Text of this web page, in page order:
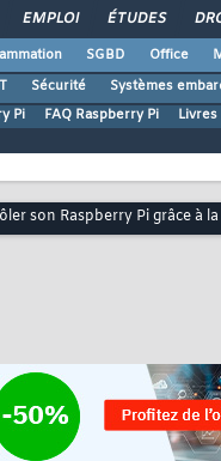
EMPLOI ÉTUDES
SGBD Office
Sécurité Systèmes
Pi FAQ Raspberry Pi Livres
son Raspberry Pi grâce à